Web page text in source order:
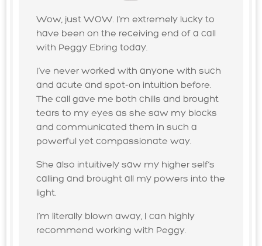
Wow, just WOW. I’m extremely lucky to
have been on the receiving end of a call
with Peggy Ebring today.
I’ve never worked with anyone with such
and acute and spot-on intuition before.
The call gave me both chills and brought
tears to my eyes as she saw my blocks
and communicated them in such a
powerful yet compassionate way.
She also intuitively saw my higher self’s
calling and brought all my powers into the
light.
I’m literally blown away, I can highly
recommend working with Peggy.